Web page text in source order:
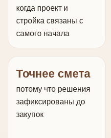
когда проект и
стройка связаны с
самого начала
Точнее смета
потому что решения
зафиксированы до
закупок